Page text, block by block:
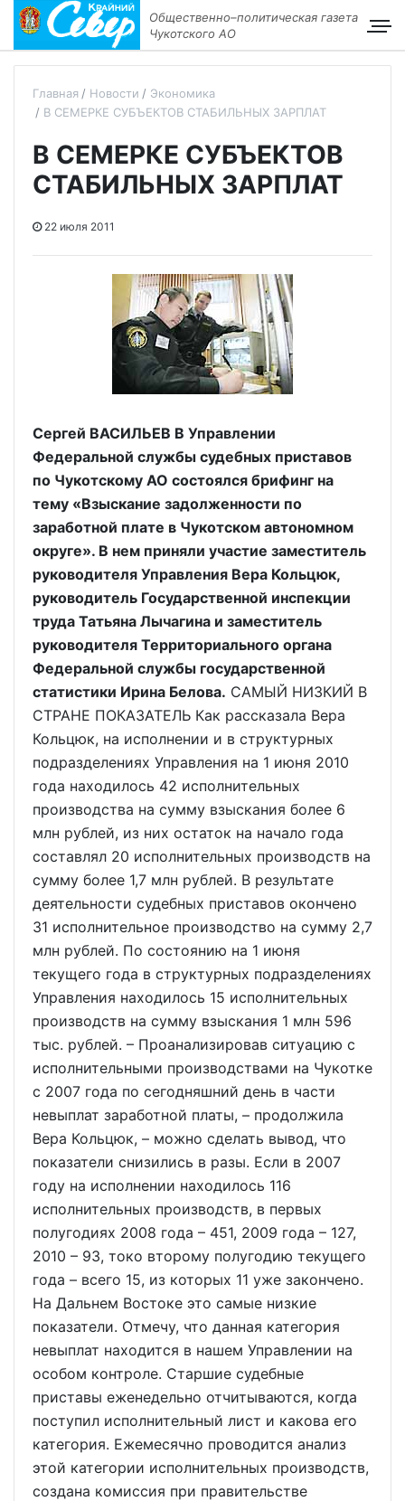
Общественно–политическая газета
Чукотского АО
Главная Новости
Экономика
В СЕМЕРКЕ СУБЪЕКТОВ СТАБИЛЬНЫХ ЗАРПЛАТ
В СЕМЕРКЕ СУБЪЕКТОВ
СТАБИЛЬНЫХ ЗАРПЛАТ
22 июля 2011
Сергей ВАСИЛЬЕВ В Управлении
Федеральной службы судебных приставов
по Чукотскому АО состоялся брифинг на
тему «Взыскание задолженности по
заработной плате в Чукотском автономном
округе». В нем приняли участие заместитель
руководителя Управления Вера Кольцюк,
руководитель Государственной инспекции
труда Татьяна Лычагина и заместитель
руководителя Территориального органа
Федеральной службы государственной
статистики Ирина Белова. САМЫЙ НИЗКИЙ В
СТРАНЕ ПОКАЗАТЕЛЬ Как рассказала Вера
Кольцюк, на исполнении и в структурных
подразделениях Управления на 1 июня 2010
года находилось 42 исполнительных
производства на сумму взыскания более 6
млн рублей, из них остаток на начало года
составлял 20 исполнительных производств на
сумму более 1,7 млн рублей. В результате
деятельности судебных приставов окончено
31 исполнительное производство на сумму 2,7
млн рублей. По состоянию на 1 июня
текущего года в структурных подразделениях
Управления находилось 15 исполнительных
производств на сумму взыскания 1 млн 596
тыс. рублей. – Проанализировав ситуацию с
исполнительными производствами на Чукотке
с 2007 года по сегодняшний день в части
невыплат заработной платы, – продолжила
Вера Кольцюк, – можно сделать вывод, что
показатели снизились в разы. Если в 2007
году на исполнении находилось 116
исполнительных производств, в первых
полугодиях 2008 года – 451, 2009 года – 127,
2010 – 93, токо второму полугодию текущего
года – всего 15, из которых 11 уже закончено.
На Дальнем Востоке это самые низкие
показатели. Отмечу, что данная категория
невыплат находится в нашем Управлении на
особом контроле. Старшие судебные
приставы еженедельно отчитываются, когда
поступил исполнительный лист и какова его
категория. Ежемесячно проводится анализ
этой категории исполнительных производств,
создана комиссия при правительстве